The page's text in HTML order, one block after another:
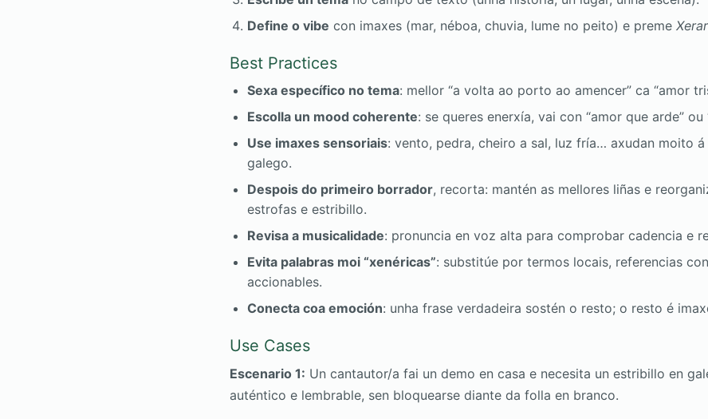
Define o vibe con imaxes (mar, néboa, chuvia, lume no peito) e preme Xerar
Best Practices
Sexa específico no tema: mellor “a volta ao porto ao amencer” ca “amor
Escolla un mood coherente: se queres enerxía, vai con “amor que arde” ou
Use imaxes sensoriais: vento, pedra, cheiro a sal, luz fría… axudan moito á
galego.
Despois do primeiro borrador, recorta: mantén as mellores liñas e
estrofas e estribillo.
Revisa a musicalidade: pronuncia en voz alta para comprobar cadencia e
Evita palabras moi “xenéricas”: substitúe por termos locais, referencias
accionables.
Conecta coa emoción: unha frase verdadeira sostén o resto; o resto é
Use Cases
Escenario 1: Un cantautor/a fai un demo en casa e necesita un estribillo en
auténtico e lembrable, sen bloquearse diante da folla en branco.